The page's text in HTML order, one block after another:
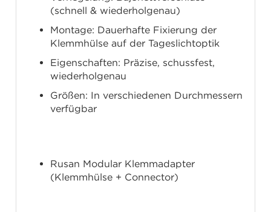
(schnell & wiederholgenau)
Montage: Dauerhafte Fixierung der
Klemmhülse auf der Tageslichtoptik
Eigenschaften: Präzise, schussfest,
wiederholgenau
Größen: In verschiedenen Durchmessern
verfügbar
Rusan Modular Klemmadapter
(Klemmhülse + Connector)